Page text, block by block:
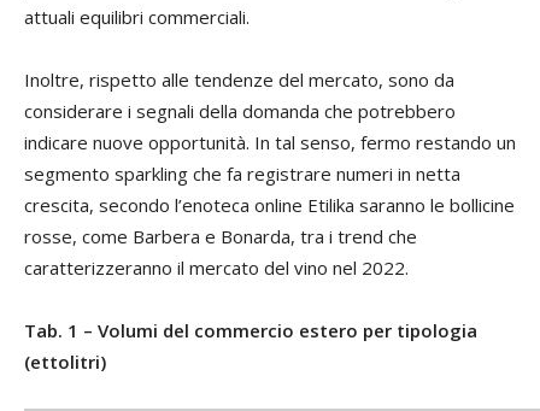
attuali equilibri commerciali.
Inoltre, rispetto alle tendenze del mercato, sono da
considerare i segnali della domanda che potrebbero
indicare nuove opportunità. In tal senso, fermo restando un
segmento sparkling che fa registrare numeri in netta
crescita, secondo l’enoteca online Etilika saranno le bollicine
rosse, come Barbera e Bonarda, tra i trend che
caratterizzeranno il mercato del vino nel 2022.
Tab. 1 – Volumi del commercio estero per tipologia
(ettolitri)